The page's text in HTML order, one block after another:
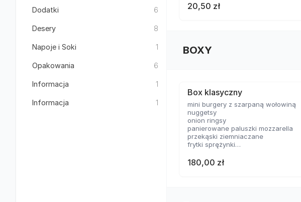
Dodatki 6
Desery 8
Napoje i Soki 1
Opakowania 6
Informacja 1
Informacja 1
20,50 zł
BOXY
Box klasyczny
mini burgery z szarpaną wołowiną
nuggetsy
onion ringsy
panierowane paluszki mozzarella
przekąski ziemniaczane
frytki sprężynki
skrzydełka panierowane
2 rodzaje sosów
180,00 zł